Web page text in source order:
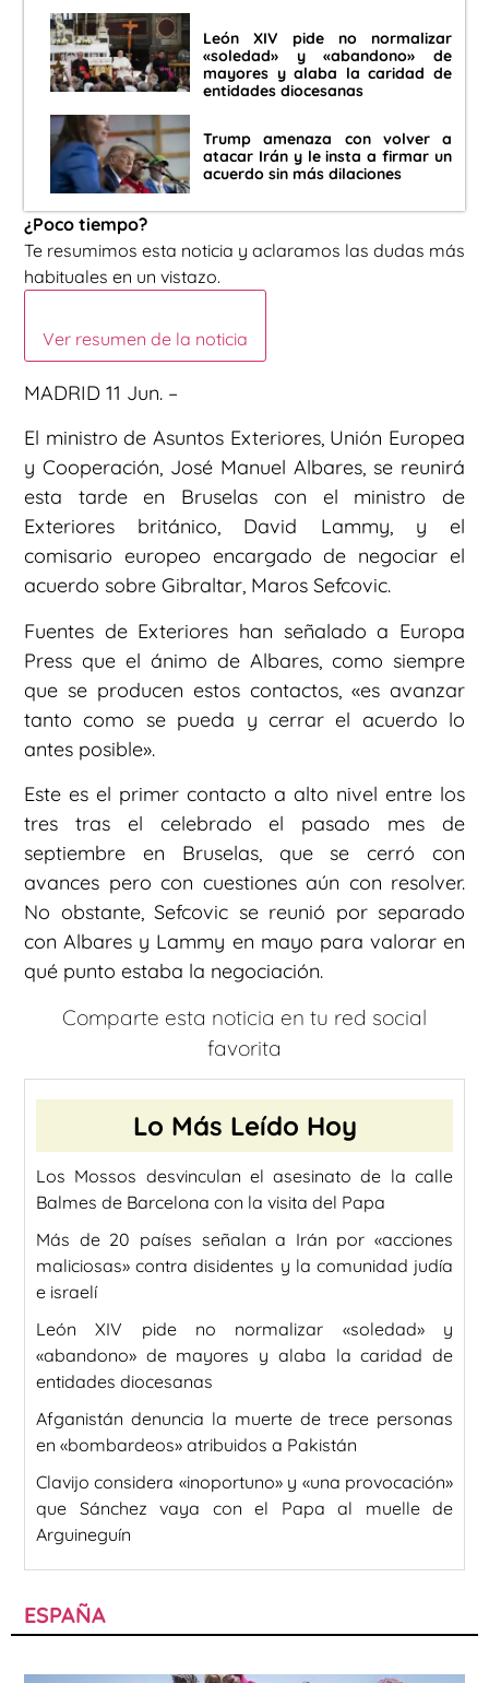
León XIV pide no normalizar
«soledad» y «abandono» de
mayores y alaba la caridad de
entidades diocesanas
Trump amenaza con volver a
atacar Irán y le insta a firmar un
acuerdo sin más dilaciones
¿Poco tiempo?
Te resumimos esta noticia y aclaramos las dudas más
habituales en un vistazo.
Ver resumen de la noticia
MADRID 11 Jun. –
El ministro de Asuntos Exteriores, Unión Europea
y Cooperación, José Manuel Albares, se reunirá
esta tarde en Bruselas con el ministro de
Exteriores británico, David Lammy, y el
comisario europeo encargado de negociar el
acuerdo sobre Gibraltar, Maros Sefcovic.
Fuentes de Exteriores han señalado a Europa
Press que el ánimo de Albares, como siempre
que se producen estos contactos, «es avanzar
tanto como se pueda y cerrar el acuerdo lo
antes posible».
Este es el primer contacto a alto nivel entre los
tres tras el celebrado el pasado mes de
septiembre en Bruselas, que se cerró con
avances pero con cuestiones aún con resolver.
No obstante, Sefcovic se reunió por separado
con Albares y Lammy en mayo para valorar en
qué punto estaba la negociación.
Comparte esta noticia en tu red social
favorita
Lo Más Leído Hoy
Los Mossos desvinculan el asesinato de la calle
Balmes de Barcelona con la visita del Papa
Más de 20 países señalan a Irán por «acciones
maliciosas» contra disidentes y la comunidad judía
e israelí
León XIV pide no normalizar «soledad» y
«abandono» de mayores y alaba la caridad de
entidades diocesanas
Afganistán denuncia la muerte de trece personas
en «bombardeos» atribuidos a Pakistán
Clavijo considera «inoportuno» y «una provocación»
que Sánchez vaya con el Papa al muelle de
Arguineguín
ESPAÑA